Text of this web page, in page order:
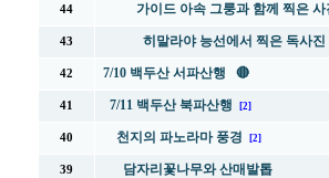
44 가이드 아속 그룽과 함께 찍은 사
43 히말라야 능선에서 찍은 독사진
42 7/10 백두산 서파산행 🔴
41 7/11 백두산 북파산행 [2]
40 천지의 파노라마 풍경 [2]
39 담자리꽃나무와 산매발톱